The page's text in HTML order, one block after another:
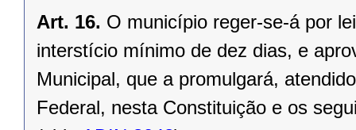
Art. 16. O município reger-se-á por
interstício mínimo de dez dias, e
Municipal, que a promulgará,
Federal, nesta Constituição e os